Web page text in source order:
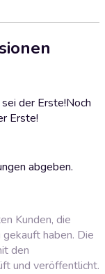
der Erste!Noch
Erste!
abgeben.
Kunden, die
haben. Die
den
und veröffentlicht.